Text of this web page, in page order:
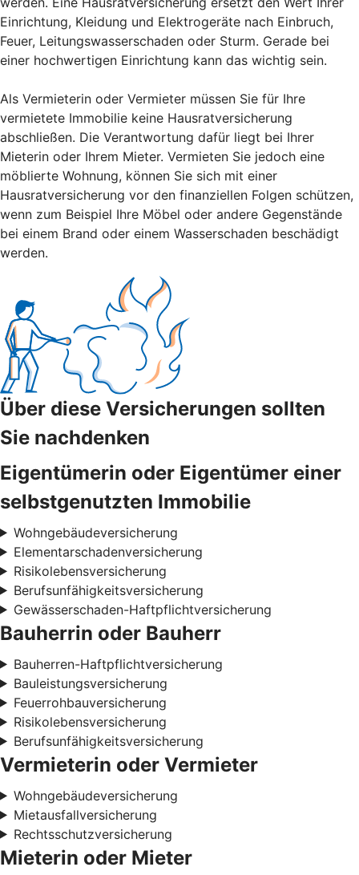
Einrichtung, Kleidung und Elektrogeräte nach Einbruch,
Feuer, Leitungswasserschaden oder Sturm. Gerade bei
einer hochwertigen Einrichtung kann das wichtig sein.
Als Vermieterin oder Vermieter müssen Sie für Ihre
vermietete Immobilie keine Hausratversicherung
abschließen. Die Verantwortung dafür liegt bei Ihrer
Mieterin oder Ihrem Mieter. Vermieten Sie jedoch eine
möblierte Wohnung, können Sie sich mit einer
Hausratversicherung vor den finanziellen Folgen schützen,
wenn zum Beispiel Ihre Möbel oder andere Gegenstände
bei einem Brand oder einem Wasserschaden beschädigt
werden.
Über diese Versicherungen sollten
Sie nachdenken
Eigentümerin oder Eigentümer einer
selbstgenutzten Immobilie
Wohngebäudeversicherung
Elementarschadenversicherung
Risikolebensversicherung
Berufsunfähigkeitsversicherung
Gewässerschaden-Haftpflichtversicherung
Bauherrin oder Bauherr
Bauherren-Haftpflichtversicherung
Bauleistungsversicherung
Feuerrohbauversicherung
Risikolebensversicherung
Berufsunfähigkeitsversicherung
Vermieterin oder Vermieter
Wohngebäudeversicherung
Mietausfallversicherung
Rechtsschutzversicherung
Mieterin oder Mieter